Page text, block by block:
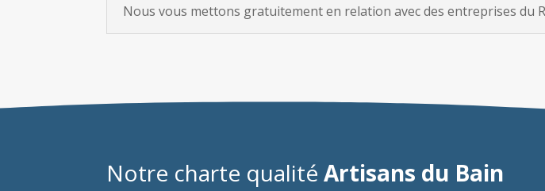
Nous vous mettons gratuitement en relation avec des entreprises du
Notre charte qualitéArtisans du Bain